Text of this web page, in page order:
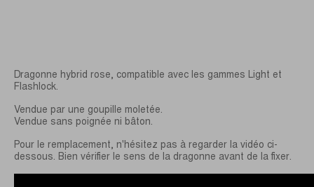
Dragonne hybrid rose, compatible avec les gammes Light et
Flashlock.
Vendue par une goupille moletée.
Vendue sans poignée ni bâton.
Pour le remplacement, n'hésitez pas à regarder la vidéo ci-
dessous. Bien vérifier le sens de la dragonne avant de la fixer.